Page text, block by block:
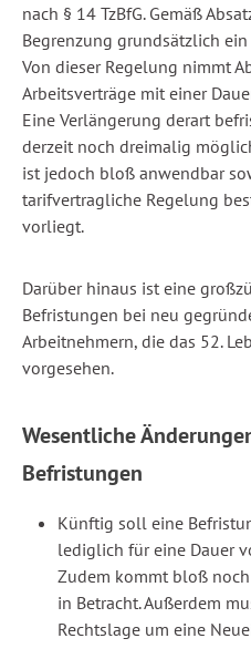
nach § 14 TzBfG. Gemäß
Begrenzung grundsätzlich
Von dieser Regelung nimmt
Arbeitsverträge mit einer
Eine Verlängerung derart
derzeit noch dreimalig
ist jedoch bloß anwendbar
tarifvertragliche Regelung
vorliegt.
Darüber hinaus ist eine
Befristungen bei neu
Arbeitnehmern, die das 52.
vorgesehen.
Wesentliche
Befristungen
Künftig soll eine
lediglich für eine Dauer
Zudem kommt bloß
in Betracht. Außerdem
Rechtslage um eine